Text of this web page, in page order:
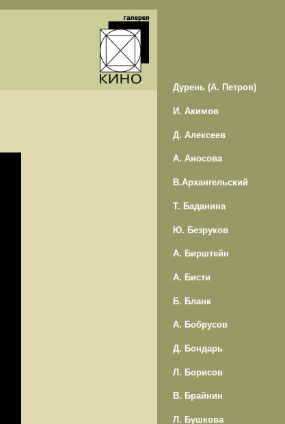
Дурень (А. Петров)
И. Акимов
Д. Алексеев
А. Аносова
В.Архангельский
Т. Баданина
Ю. Безруков
А. Бирштейн
А. Бисти
Б. Бланк
А. Бобрусов
Д. Бондарь
Л. Борисов
В. Брайнин
Л. Бушкова